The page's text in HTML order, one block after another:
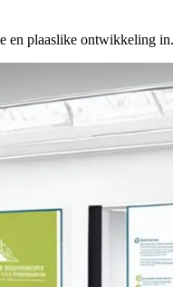
plaaslike ontwikkeling